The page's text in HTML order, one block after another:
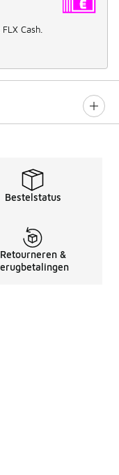
Cash.
Bestelstatus
Retourneren &